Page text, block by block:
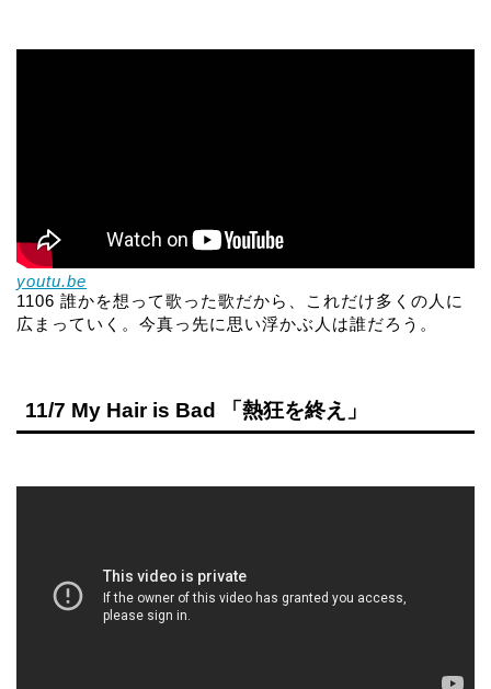
youtu.be
1106 誰かを想って歌った歌だから、これだけ多くの人に
広まっていく。今真っ先に思い浮かぶ人は誰だろう。
11/7 My Hair is Bad 「熱狂を終え」